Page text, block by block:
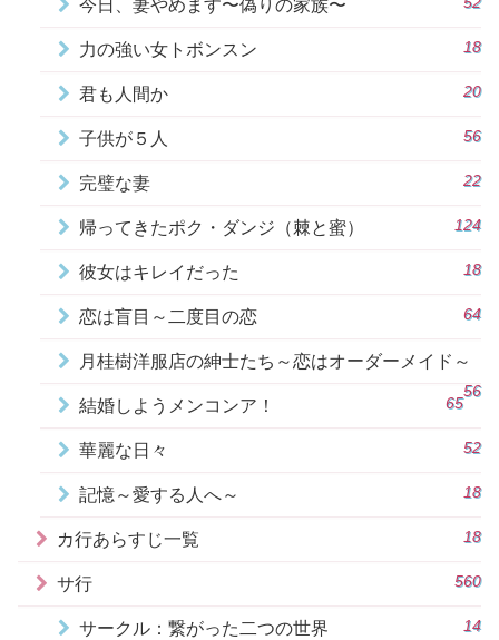
今日、妻やめます〜偽りの家族〜
力の強い女トボンスン 18
君も人間か 20
子供が５人 56
完璧な妻 22
帰ってきたポク・ダンジ（棘と蜜） 124
彼女はキレイだった 18
恋は盲目～二度目の恋 64
月桂樹洋服店の紳士たち～恋はオーダーメイド～
56
結婚しようメンコンア！ 65
華麗な日々 52
記憶～愛する人へ～ 18
カ行あらすじ一覧 18
サ行 560
サークル：繋がった二つの世界 14